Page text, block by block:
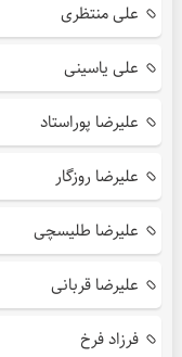
علی منتظری
علی یاسینی
علیرضا پوراستاد
علیرضا روزگار
علیرضا طلیسچی
علیرضا قربانی
فرزاد فرخ